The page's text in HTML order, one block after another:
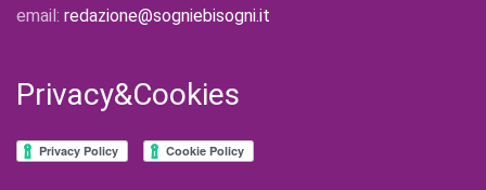
email: redazione@sogniebisogni.it
Privacy&Cookies